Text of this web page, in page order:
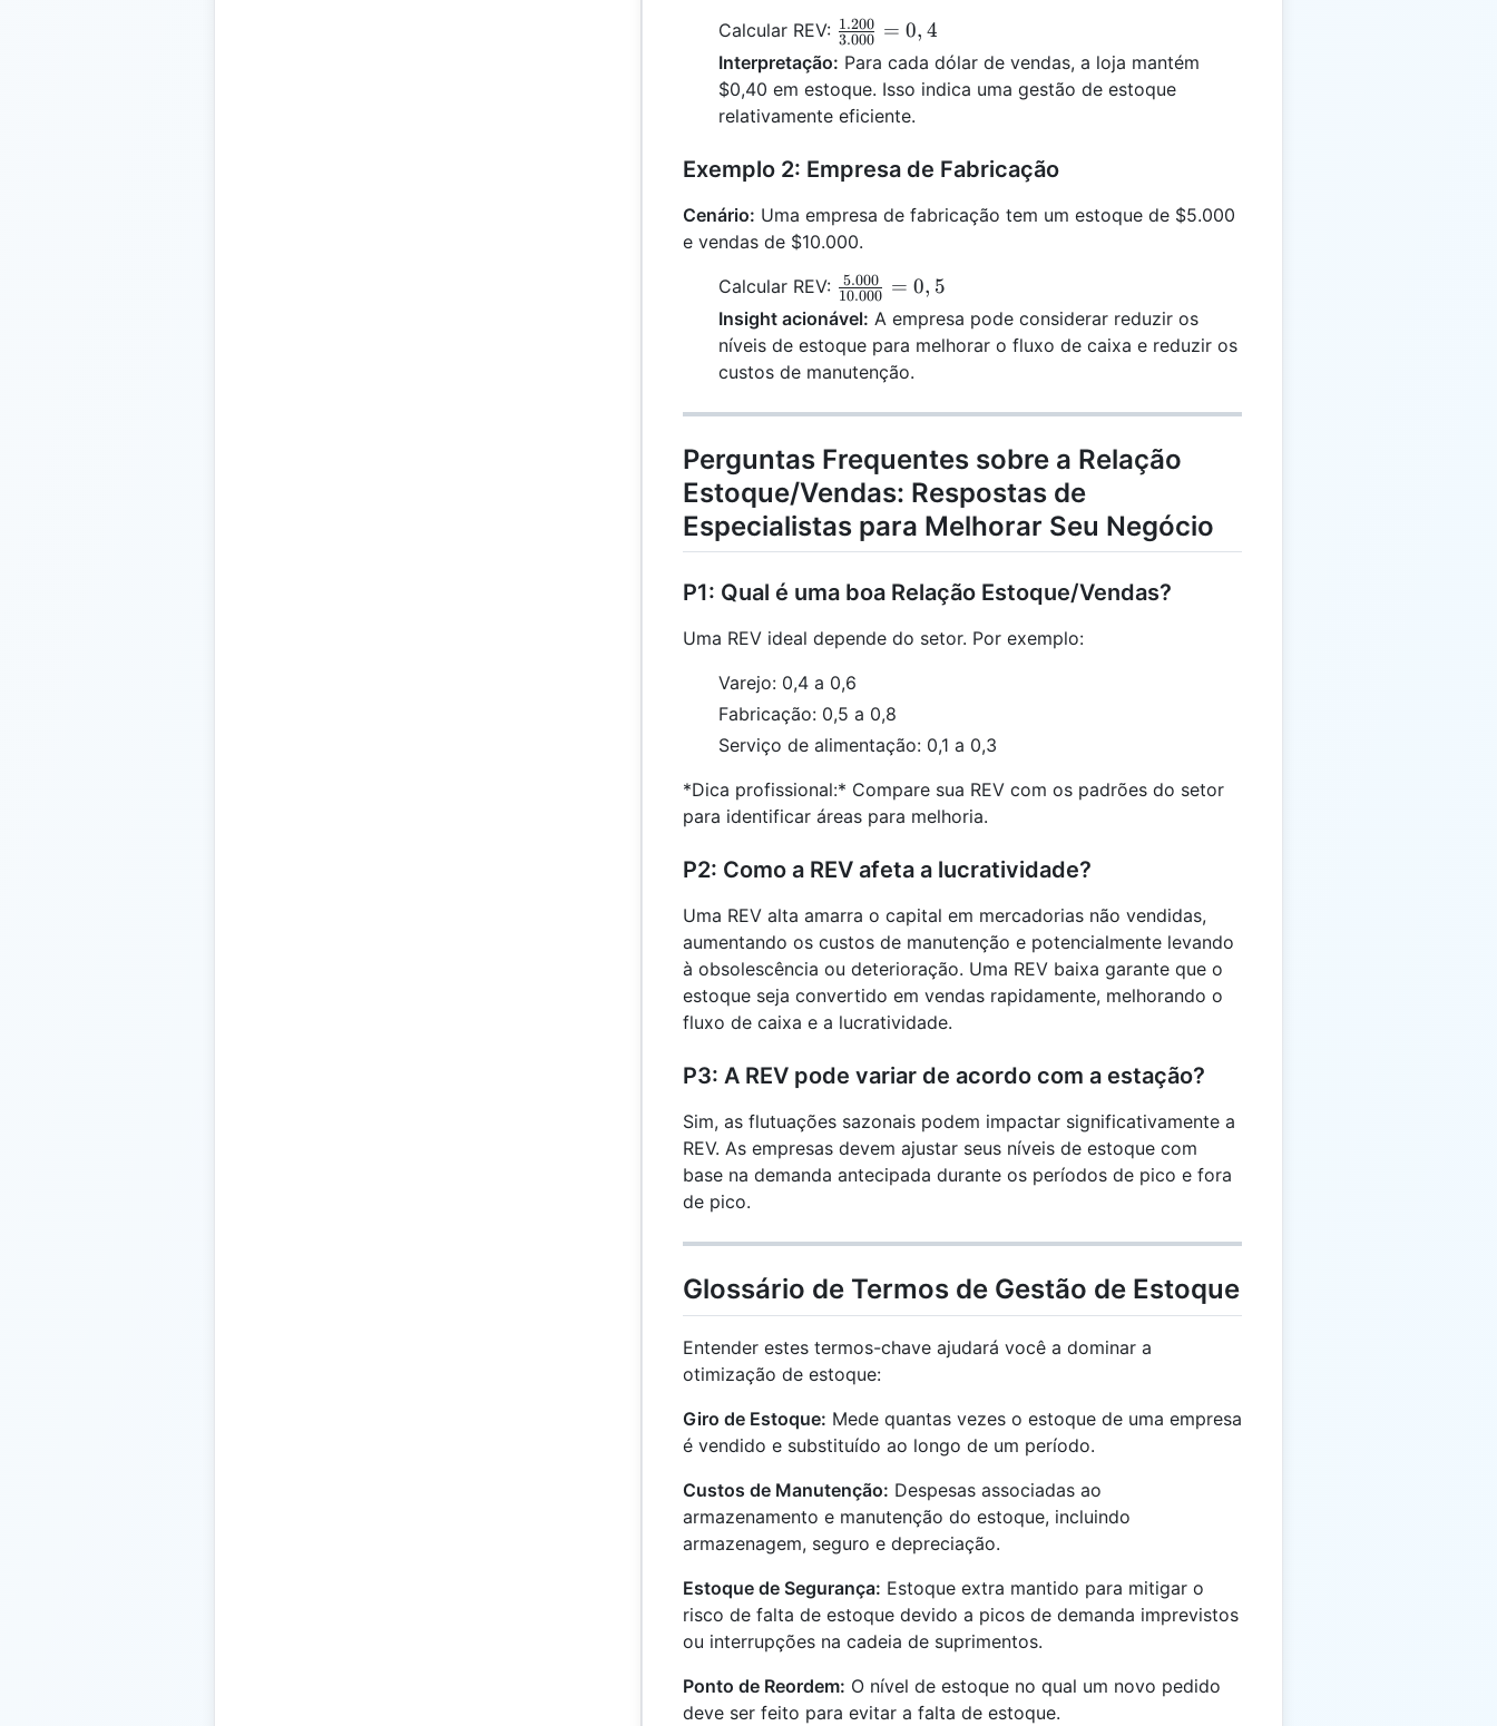
Calcular REV: \frac{1.200}
{3.000} =
0,4
3.000
1.200 = 0, 4
Interpretação: Para cada dólar de vendas, a loja mantém
$0,40 em estoque. Isso indica uma gestão de estoque
relativamente eficiente.
Exemplo 2: Empresa de Fabricação
Cenário: Uma empresa de fabricação tem um estoque de $5.000
e vendas de $10.000.
Calcular REV: \frac{5.000}
{10.000} =
0,5
10.000
5.000 = 0, 5
Insight acionável: A empresa pode considerar reduzir os
níveis de estoque para melhorar o fluxo de caixa e reduzir os
custos de manutenção.
Perguntas Frequentes sobre a Relação
Estoque/Vendas: Respostas de
Especialistas para Melhorar Seu Negócio
P1: Qual é uma boa Relação Estoque/Vendas?
Uma REV ideal depende do setor. Por exemplo:
Varejo: 0,4 a 0,6
Fabricação: 0,5 a 0,8
Serviço de alimentação: 0,1 a 0,3
*Dica profissional:* Compare sua REV com os padrões do setor
para identificar áreas para melhoria.
P2: Como a REV afeta a lucratividade?
Uma REV alta amarra o capital em mercadorias não vendidas,
aumentando os custos de manutenção e potencialmente levando
à obsolescência ou deterioração. Uma REV baixa garante que o
estoque seja convertido em vendas rapidamente, melhorando o
fluxo de caixa e a lucratividade.
P3: A REV pode variar de acordo com a estação?
Sim, as flutuações sazonais podem impactar significativamente a
REV. As empresas devem ajustar seus níveis de estoque com
base na demanda antecipada durante os períodos de pico e fora
de pico.
Glossário de Termos de Gestão de Estoque
Entender estes termos-chave ajudará você a dominar a
otimização de estoque:
Giro de Estoque: Mede quantas vezes o estoque de uma empresa
é vendido e substituído ao longo de um período.
Custos de Manutenção: Despesas associadas ao
armazenamento e manutenção do estoque, incluindo
armazenagem, seguro e depreciação.
Estoque de Segurança: Estoque extra mantido para mitigar o
risco de falta de estoque devido a picos de demanda imprevistos
ou interrupções na cadeia de suprimentos.
Ponto de Reordem: O nível de estoque no qual um novo pedido
deve ser feito para evitar a falta de estoque.